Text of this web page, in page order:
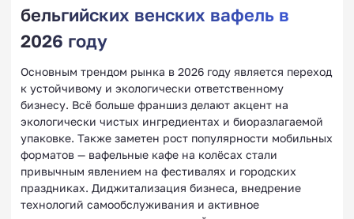
бельгийских венских вафель в
2026 году
Основным трендом рынка в 2026 году является переход
к устойчивому и экологически ответственному
бизнесу. Всё больше франшиз делают акцент на
экологически чистых ингредиентах и биоразлагаемой
упаковке. Также заметен рост популярности мобильных
форматов — вафельные кафе на колёсах стали
привычным явлением на фестивалях и городских
праздниках. Диджитализация бизнеса, внедрение
технологий самообслуживания и активное